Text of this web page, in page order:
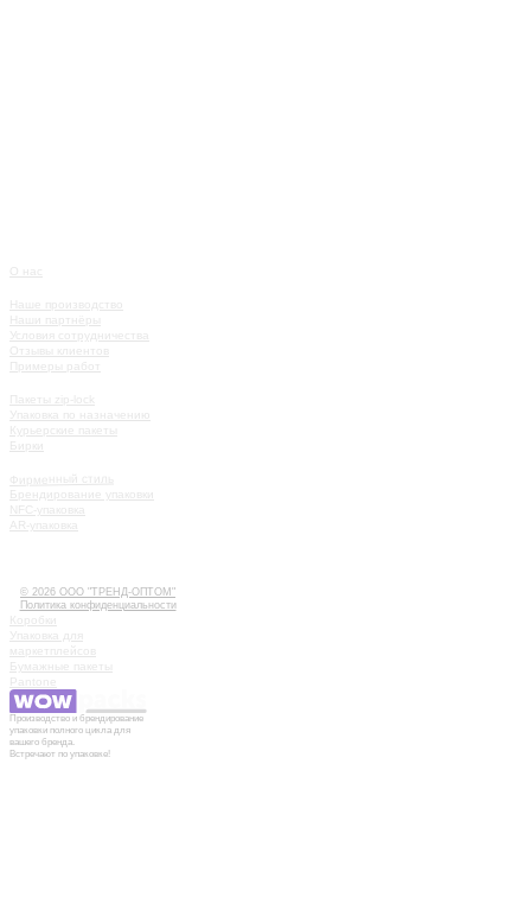
Наше производство
Наши партнёры
Условия сотрудничества
Примеры работ
Пакеты zip-lock
Упаковка по назначению
Курьерские пакеты
Бирки
Фирменный стиль
Брендирование упаковки
NFC-упаковка
AR-упаковка
© 2026 ООО "ТРЕНД-ОПТОМ"
Политика конфиденциальности
Коробки
Упаковка для
маркетплейсов
Бумажные пакеты
Pantone
Производство и брендирование
упаковки полного цикла для
вашего бренда.
Встречают по упаковке!